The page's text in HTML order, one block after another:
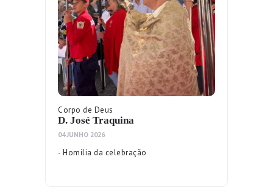
Corpo de Deus
D. José Traquina
04 JUNHO 2026
- Homilia da celebração